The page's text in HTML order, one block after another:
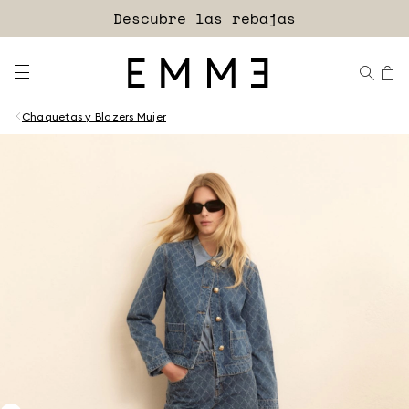
Descubre las rebajas
Chaquetas y Blazers Mujer